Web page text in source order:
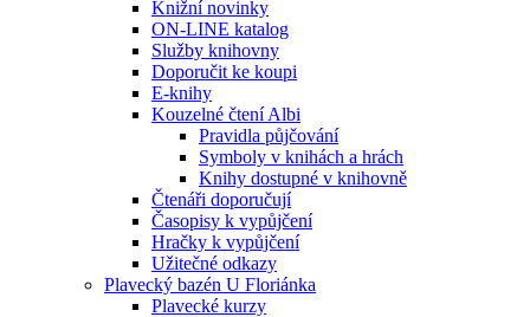
Knižní novinky
ON-LINE katalog
Služby knihovny
Doporučit ke koupi
E-knihy
Kouzelné čtení Albi
Pravidla půjčování
Symboly v knihách a hrách
Knihy dostupné v knihovně
Čtenáři doporučují
Časopisy k vypůjčení
Hračky k vypůjčení
Užitečné odkazy
Plavecký bazén U Floriánka
Plavecké kurzy